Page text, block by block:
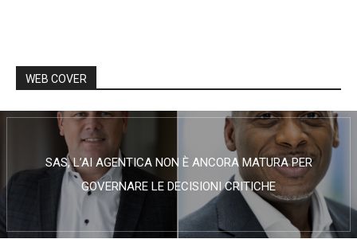
WEB COVER
SAS, L’AI AGENTICA NON È ANCORA MATURA PER
GOVERNARE LE DECISIONI CRITICHE